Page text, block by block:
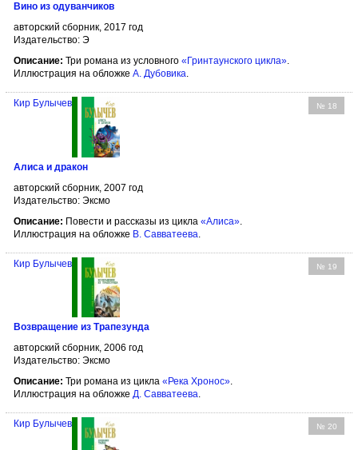
Вино из одуванчиков
авторский сборник, 2017 год
Издательство: Э
Описание: Три романа из условного «Гринтаунского цикла».
Иллюстрация на обложке А. Дубовика.
№ 18
Кир Булычев
Алиса и дракон
авторский сборник, 2007 год
Издательство: Эксмо
Описание: Повести и рассказы из цикла «Алиса»
Иллюстрация на обложке В. Савватеева
№ 19
Кир Булычев
Возвращение из Трапезунда
авторский сборник, 2006 год
Издательство: Эксмо
Описание: Три романа из цикла «Река Хронос».
Иллюстрация на обложке Д. Савватеева.
№ 20
Кир Булычев